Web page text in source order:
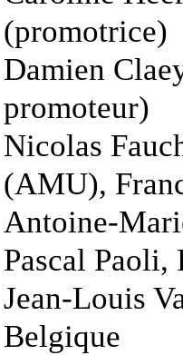
(promotrice)
Damien
promoteur)
Nicolas
(AMU),
Antoine-
Pascal Paoli,
Jean-Louis
Belgique